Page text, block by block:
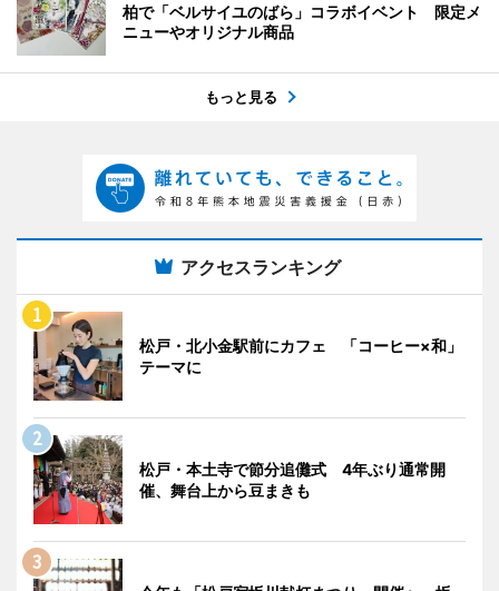
柏で「ベルサイユのばら」コラボイベント 限定メ
ニューやオリジナル商品
もっと見る
アクセスランキング
松戸・北小金駅前にカフェ 「コーヒー×和」
テーマに
松戸・本土寺で節分追儺式 4年ぶり通常開
催、舞台上から豆まきも